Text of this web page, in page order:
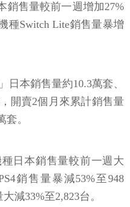
銷售量較前一週增加27%
種Switch Lite銷售量暴增
日本銷售量約10.3萬套、
開賣2個月來累計銷售量
。
種日本銷售量較前一週大
銷售量暴減53%至948
減33%至2,823台。